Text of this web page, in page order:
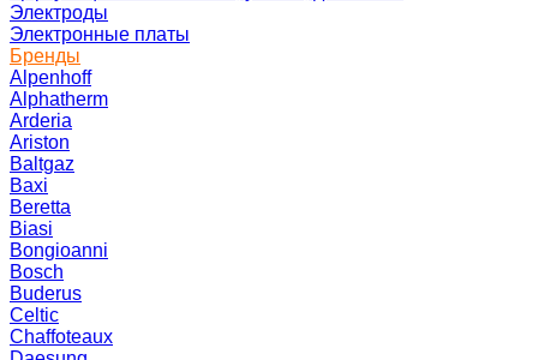
Электроды
Электронные платы
Бренды
Alpenhoff
Alphatherm
Arderia
Ariston
Baltgaz
Baxi
Beretta
Biasi
Bongioanni
Bosch
Buderus
Celtic
Chaffoteaux